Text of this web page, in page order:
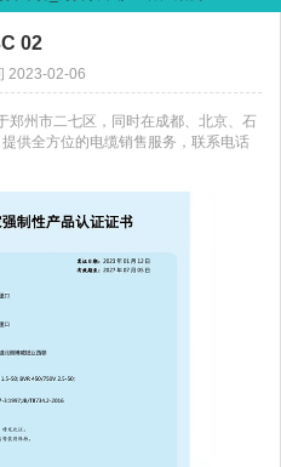
02
2023-02-06
郑州市二七区，同时在成都、北京、石
供全方位的电缆销售服务，联系电话